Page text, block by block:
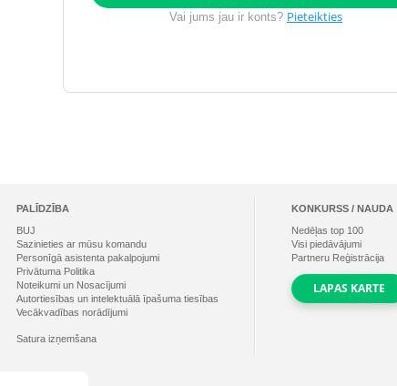
Vai jums jau ir konts? Pieteikties
PALĪDZĪBA
BUJ
Sazinieties ar mūsu komandu
Personīgā asistenta pakalpojumi
Privātuma Politika
Noteikumi un Nosacījumi
Autortiesības un intelektuālā īpašuma tiesības
Vecākvadības norādījumi
Satura izņemšana
KONKURSS / NAUDA
Nedēļas top 100
Visi piedāvājumi
Partneru Reģistrācija
LAPAS KARTE